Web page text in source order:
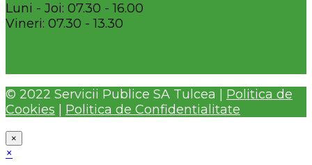
Luni - Joi: 07.30 - 16.00
Vineri: 07.30 - 13.30
© 2022 Servicii Publice SA Tulcea | Politica de
Cookies
Politica de Confidentialitate
×
×